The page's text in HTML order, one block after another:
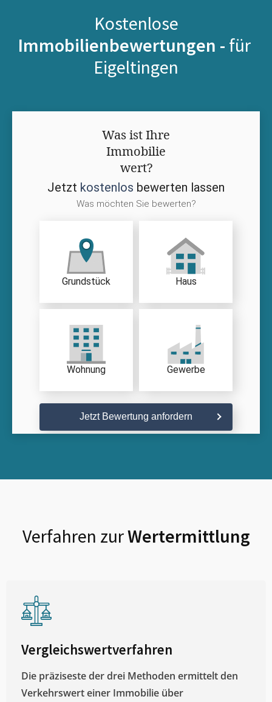
Kostenlose
Immobilienbewertungen - für
Eigeltingen
Was ist Ihre
Immobilie
wert?
Jetzt kostenlos bewerten lassen
Was möchten Sie bewerten?
Grundstück Haus
Wohnung Gewerbe
Jetzt Bewertung anfordern
Verfahren zurWertermittlung
Vergleichswertverfahren
Die präziseste der drei Methoden ermittelt den
Verkehrswert einer Immobilie über